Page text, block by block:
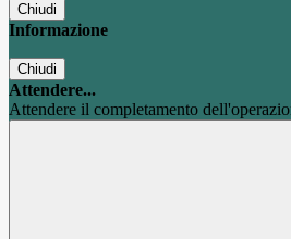
Chiudi
Informazione
Chiudi
Attendere...
Attendere il completamento